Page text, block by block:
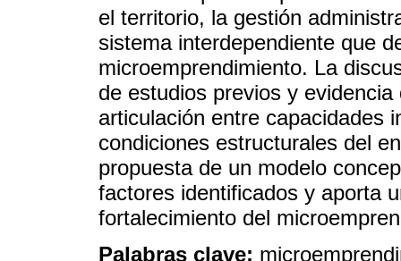
el territorio, la gestión
sistema interdependiente que
microemprendimiento. La
de estudios previos y
articulación entre capacidades
condiciones estructurales del
propuesta de un modelo
factores identificados y aporta
fortalecimiento del
Palabras clave: